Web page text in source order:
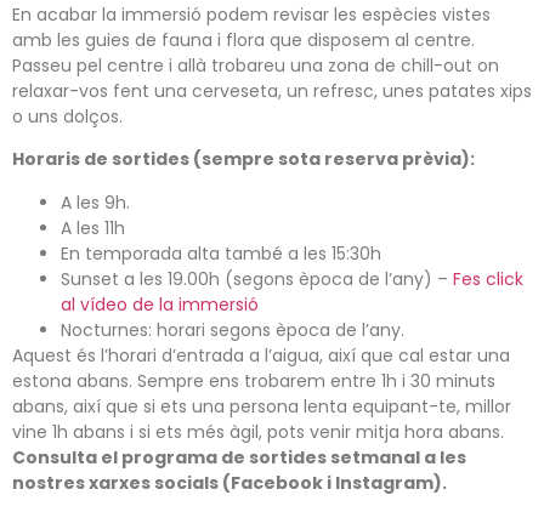
En acabar la immersió podem revisar les espècies vistes
amb les guies de fauna i flora que disposem al centre.
Passeu pel centre i allà trobareu una zona de chill-out on
relaxar-vos fent una cerveseta, un refresc, unes patates xips
o uns dolços.
Horaris de sortides (sempre sota reserva prèvia):
A les 9h.
A les 11h
En temporada alta també a les 15:30h
Sunset a les 19.00h (segons època de l’any) – Fes click
al vídeo de la immersió
Nocturnes: horari segons època de l’any.
Aquest és l’horari d’entrada a l’aigua, així que cal estar una
estona abans. Sempre ens trobarem entre 1h i 30 minuts
abans, així que si ets una persona lenta equipant-te, millor
vine 1h abans i si ets més àgil, pots venir mitja hora abans.
Consulta el programa de sortides setmanal a les
nostres xarxes socials (Facebook i Instagram).